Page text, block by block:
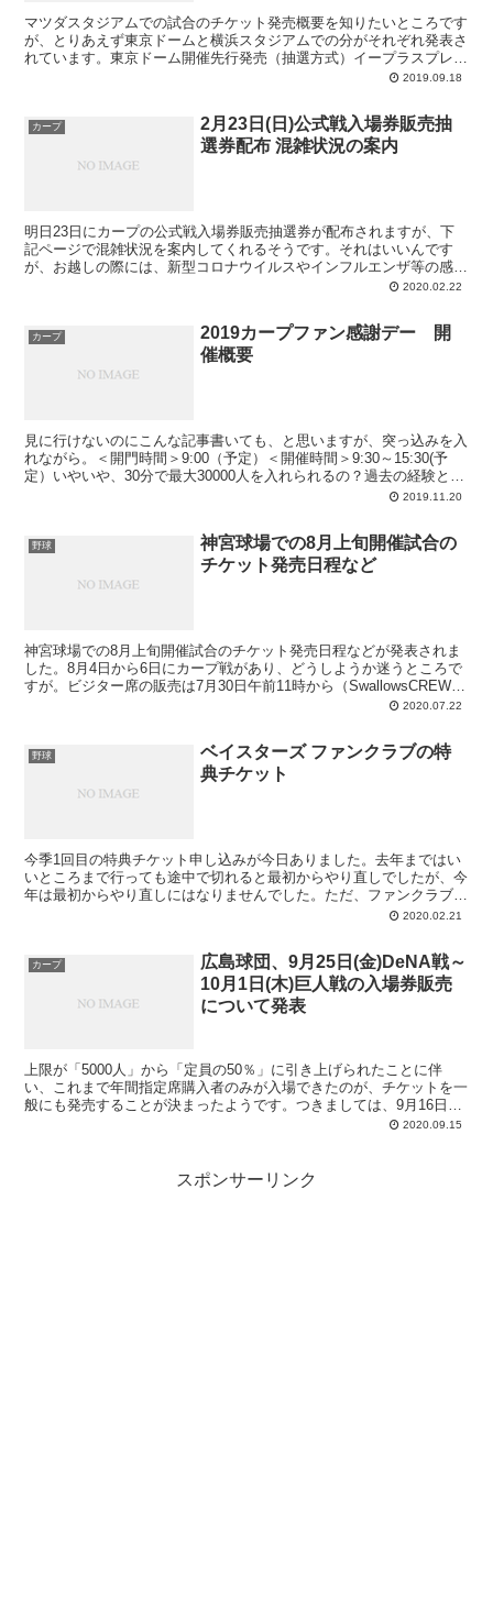
マツダスタジアムでの試合のチケット発売概要を知りたいところです
が、とりあえず東京ドームと横浜スタジアムでの分がそれぞれ発表さ
れています。東京ドーム開催先行発売（抽選方式）イープラスプレオ
ーダー9月22日（日）正午～他先行発売（抽選方式）内野...2019.09.18
カープ
2月23日(日)公式戦入場券販売抽
選券配布 混雑状況の案内
明日23日にカープの公式戦入場券販売抽選券が配布されますが、下
記ページで混雑状況を案内してくれるそうです。それはいいんです
が、お越しの際には、新型コロナウイルスやインフルエンザ等の感染
症予防のため、周りの方との距離を大きく(出来れば2ｍ以上...2020.02.22
カープ
2019カープファン感謝デー 開
催概要
見に行けないのにこんな記事書いても、と思いますが、突っ込みを入
れながら。＜開門時間＞9:00（予定）＜開催時間＞9:30～15:30(予
定）いやいや、30分で最大30000人を入れられるの？過去の経験とい
2019.11.20
野球
神宮球場での8月上旬開催試合の
チケット発売日程など
神宮球場での8月上旬開催試合のチケット発売日程などが発表されま
した。8月4日から6日にカープ戦があり、どうしようか迷うところで
すが。ビジター席の販売は7月30日午前11時から（SwallowsCREWの
2020.07.22
野球
ベイスターズ ファンクラブの特
典チケット
今季1回目の特典チケット申し込みが今日ありました。去年まではい
いところまで行っても途中で切れると最初からやり直しでしたが、今
年は最初からやり直しにはなりませんでした。ただ、ファンクラブの
サイトにつながらないので全然先に進めません。実は時間よ...2020.02.21
カープ
広島球団、9月25日(金)DeNA戦～
10月1日(木)巨人戦の入場券販売
について発表
上限が「5000人」から「定員の50％」に引き上げられたことに伴
い、これまで年間指定席購入者のみが入場できたのが、チケットを一
般にも発売することが決まったようです。つきましては、9月16日
2020.09.15
スポンサーリンク